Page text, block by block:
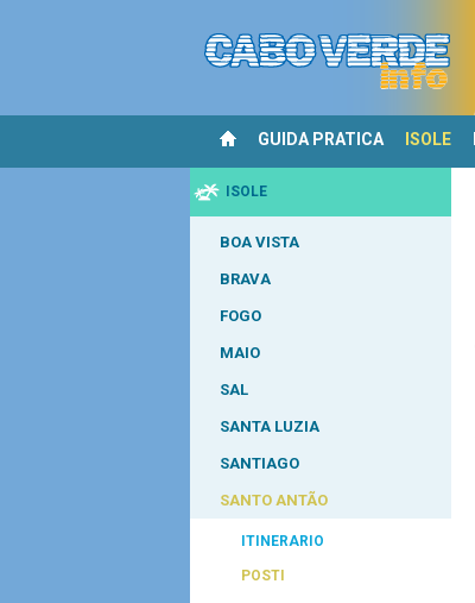
GUIDA PRATICA ISOLE
ISOLE
BOA VISTA
BRAVA
FOGO
MAIO
SAL
SANTA LUZIA
SANTIAGO
SANTO ANTÃO
ITINERARIO
POSTI